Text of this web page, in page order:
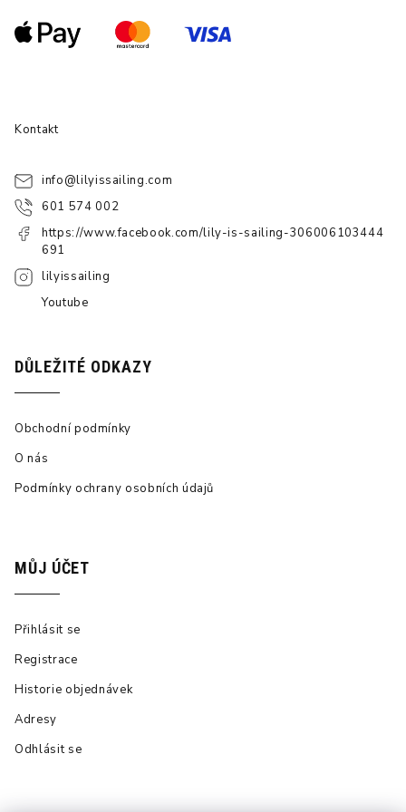
Kontakt
info@lilyissailing.com
601 574 002
https://www.facebook.com/lily-is-sailing-306006103444
691
lilyissailing
Youtube
DŮLEŽITÉ ODKAZY
Obchodní podmínky
O nás
Podmínky ochrany osobních údajů
MŮJ ÚČET
Přihlásit se
Registrace
Historie objednávek
Adresy
Odhlásit se